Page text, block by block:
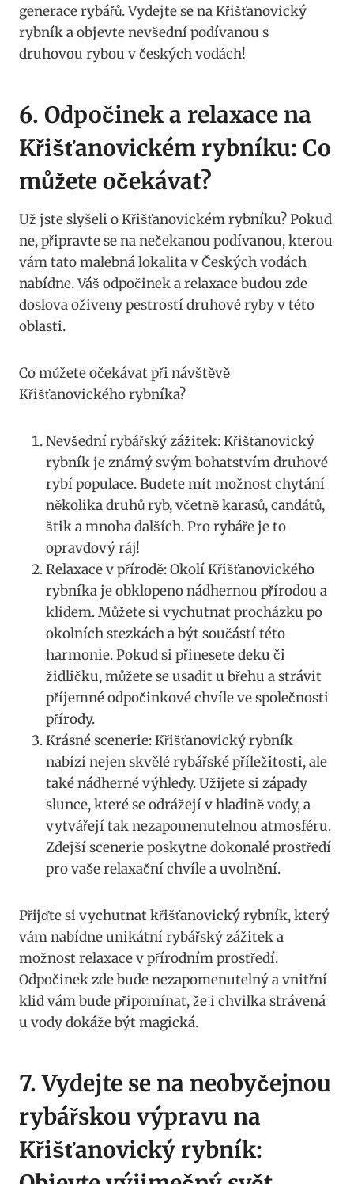
generace rybářů. Vydejte se na Křišťanovický
rybník a objevte nevšední podívanou s
druhovou rybou v českých vodách!
6. Odpočinek a relaxace na
Křišťanovickém rybníku: Co
můžete očekávat?
Už jste slyšeli o Křišťanovickém rybníku? Pokud
ne, připravte se na nečekanou podívanou, kterou
vám tato malebná lokalita v Českých vodách
nabídne. Váš odpočinek a relaxace budou zde
doslova oživeny pestrostí druhové ryby v této
oblasti.
Co můžete očekávat při návštěvě
Křišťanovického rybníka?
Nevšední rybářský zážitek: Křišťanovický
rybník je známý svým bohatstvím druhové
rybí populace. Budete mít možnost chytání
několika druhů ryb, včetně karasů, candátů,
štik a mnoha dalších. Pro rybáře je to
opravdový ráj!
Relaxace v přírodě: Okolí Křišťanovického
rybníka je obklopeno nádhernou přírodou a
klidem. Můžete si vychutnat procházku po
okolních stezkách a být součástí této
harmonie. Pokud si přinesete deku či
židličku, můžete se usadit u břehu a strávit
příjemné odpočinkové chvíle ve společnosti
přírody.
Krásné scenerie: Křišťanovický rybník
nabízí nejen skvělé rybářské příležitosti, ale
také nádherné výhledy. Užijete si západy
slunce, které se odrážejí v hladině vody, a
vytvářejí tak nezapomenutelnou atmosféru.
Zdejší scenerie poskytne dokonalé prostředí
pro vaše relaxační chvíle a uvolnění.
Přijďte si vychutnat křišťanovický rybník, který
vám nabídne unikátní rybářský zážitek a
možnost relaxace v přírodním prostředí.
Odpočinek zde bude nezapomenutelný a vnitřní
klid vám bude připomínat, že i chvilka strávená
u vody dokáže být magická.
7. Vydejte se na neobyčejnou
rybářskou výpravu na
Křišťanovický rybník: